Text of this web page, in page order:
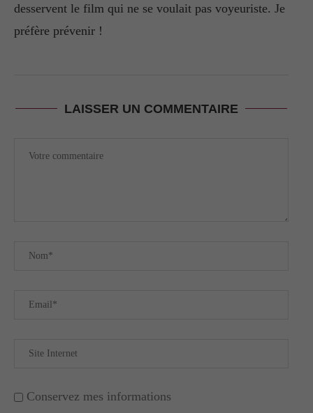
desservent le film qui ne se voulait pas voyeuriste. Je
préfère prévenir !
LAISSER UN COMMENTAIRE
Conservez mes informations